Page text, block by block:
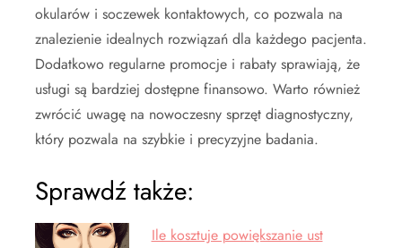
okularów i soczewek kontaktowych, co pozwala na
znalezienie idealnych rozwiązań dla każdego pacjenta.
Dodatkowo regularne promocje i rabaty sprawiają, że
usługi są bardziej dostępne finansowo. Warto również
zwrócić uwagę na nowoczesny sprzęt diagnostyczny,
który pozwala na szybkie i precyzyjne badania.
Sprawdź także:
Ile kosztuje powiększanie ust